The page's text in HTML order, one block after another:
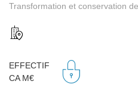
Transformation et conservation
EFFECTIF
CA M€